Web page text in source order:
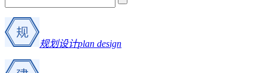
规划设计plan design